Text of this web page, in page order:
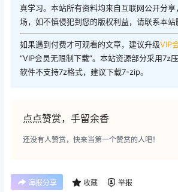
真学习。本站所有资料均来自互联网公开分
场，如不慎侵犯到您的版权利益，请联系本站
如果遇到付费才可观看的文章，建议升级VIP
“VIP会员无限制下载”。本站资源部分采用7z
软件不支持7z格式，建议下载7-zip。
点点赞赏，手留余香
还没有人赞赏，快来当第一个赞赏的人吧！
海报分享 收藏 举报